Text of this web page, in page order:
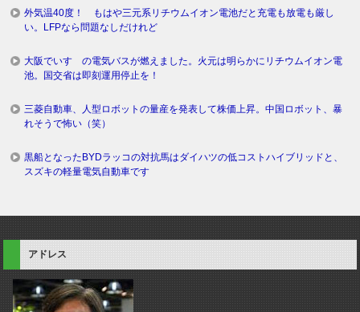
外気温40度！ もはや三元系リチウムイオン電池だと充電も放電も厳し
い。LFPなら問題なしだけれど
大阪でいすゞの電気バスが燃えました。火元は明らかにリチウムイオン電
池。国交省は即刻運用停止を！
三菱自動車、人型ロボットの量産を発表して株価上昇。中国ロボット、暴
れそうで怖い（笑）
黒船となったBYDラッコの対抗馬はダイハツの低コストハイブリッドと、
スズキの軽量電気自動車です
アドレス